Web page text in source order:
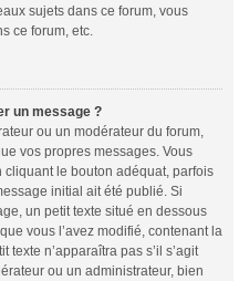
sujets dans ce forum, vous
ce forum, etc.
un message ?
ou un modérateur du forum,
vos propres messages. Vous
le bouton adéquat, parfois
initial ait été publié. Si
un petit texte situé en dessous
vous l’avez modifié, contenant la
texte n’apparaîtra pas s’il s’agit
ou un administrateur, bien